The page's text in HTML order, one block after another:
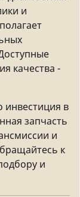
и
качества -
инвестиция в
запчасть
и
к
и